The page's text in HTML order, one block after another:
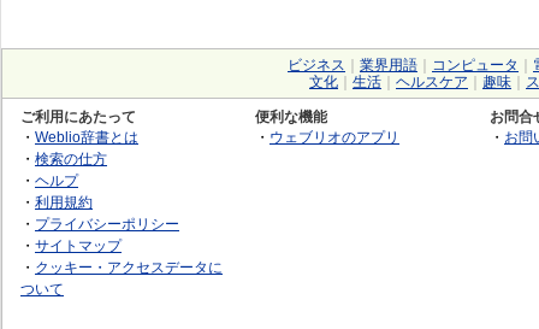
ビジネス 業界用語 コンピュータ
文化
生活 ヘルスケア 趣味
ご利用にあたって
・ Weblio辞書とは
・ 検索の仕方
・ ヘルプ
・ 利用規約
・ プライバシーポリシー
・ サイトマップ
・ クッキー・アクセスデータに
ついて
便利な機能
・ ウェブリオのアプリ
お問合
・ お問